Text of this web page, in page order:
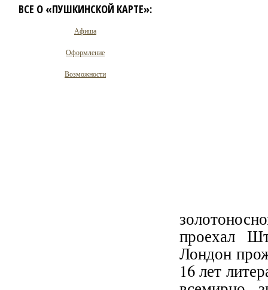
проехал
Лондон
16 лет
ВСЕ О «ПУШКИНСКОЙ КАРТЕ»:
Афиша
Оформление
Возможности